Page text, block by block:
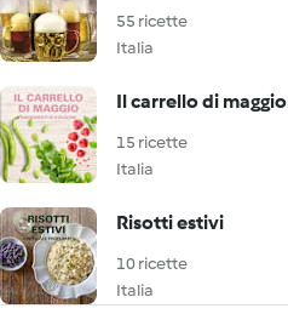
55 ricette
Italia
Il carrello di maggio
15 ricette
Italia
Risotti estivi
10 ricette
Italia